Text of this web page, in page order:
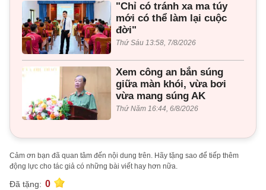
"Chỉ có tránh xa ma túy
mới có thể làm lại cuộc
đời"
Thứ Sáu 13:58, 7/8/2026
Xem công an bắn súng
giữa màn khói, vừa bơi
vừa mang súng AK
Thứ Năm 16:44, 6/8/2026
Cảm ơn bạn đã quan tâm đến nội dung trên. Hãy tặng sao để tiếp thêm
động lực cho tác giả có những bài viết hay hơn nữa.
Đã tặng: 0